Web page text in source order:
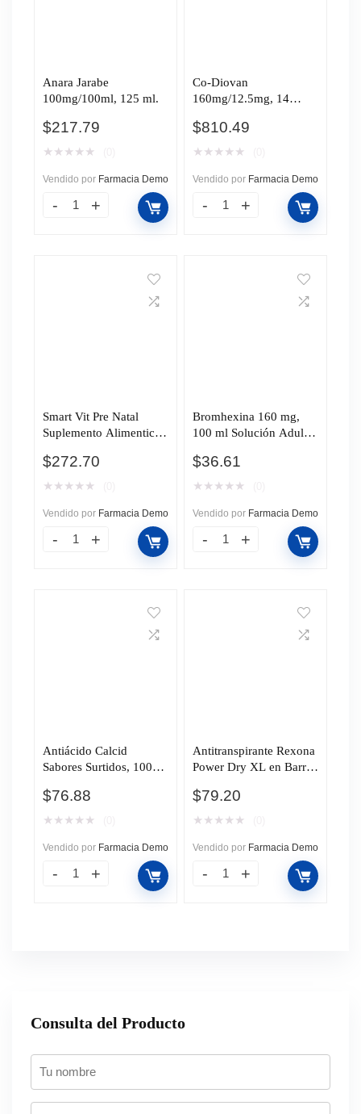
Anara Jarabe
100mg/100ml, 125 ml.
$217.79
★ ★ ★ ★ ★
Vendido por Farmacia Demo
Co-Diovan
160mg/12.5mg, 14
$810.49
★ ★ ★ ★ ★
Vendido por Farmacia Demo
Smart Vit Pre Natal
Suplemento Alimenticio
$272.70
★ ★ ★ ★ ★
Vendido por Farmacia Demo
Bromhexina 160 mg,
100 ml Solución Adulto
$36.61
★ ★ ★ ★ ★
Vendido por Farmacia Demo
Antiácido Calcid
Sabores Surtidos, 100
$76.88
★ ★ ★ ★ ★
Vendido por Farmacia Demo
Antitranspirante Rexona
Power Dry XL en Barra,
$79.20
★ ★ ★ ★ ★
Vendido por Farmacia Demo
Consulta del Producto